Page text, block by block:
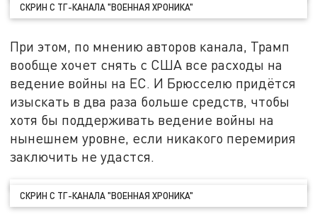
СКРИН С ТГ-КАНАЛА "ВОЕННАЯ ХРОНИКА"
При этом, по мнению авторов канала, Трамп
вообще хочет снять с США все расходы на
ведение войны на ЕС. И Брюсселю придётся
изыскать в два раза больше средств, чтобы
хотя бы поддерживать ведение войны на
нынешнем уровне, если никакого перемирия
заключить не удастся.
СКРИН С ТГ-КАНАЛА "ВОЕННАЯ ХРОНИКА"